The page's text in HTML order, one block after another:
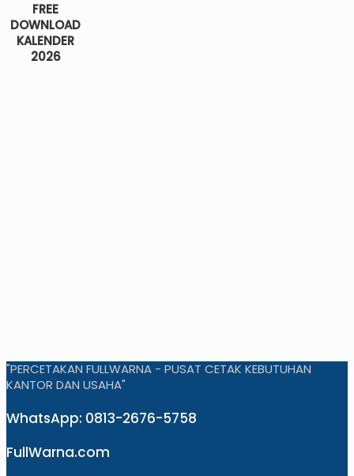
FREE
DOWNLOAD
KALENDER
2026
"PERCETAKAN FULLWARNA - PUSAT CETAK KEBUTUHAN
KANTOR DAN USAHA"
WhatsApp: 0813-2676-5758
FullWarna.com